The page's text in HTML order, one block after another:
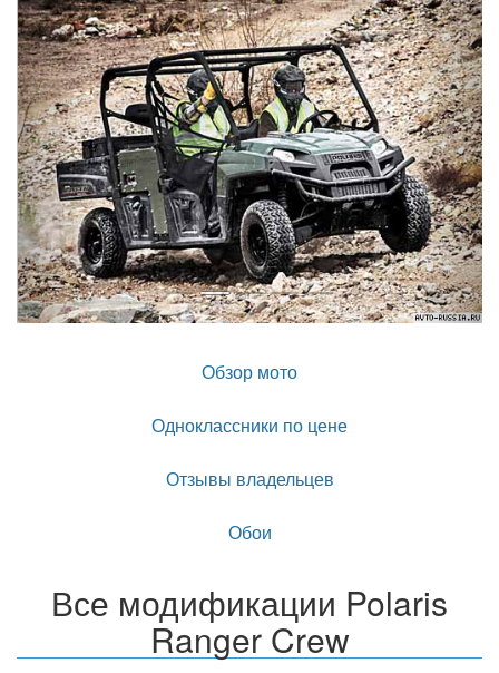
Обзор мото
Одноклассники по цене
Отзывы владельцев
Обои
Все модификации Polaris
Ranger Crew